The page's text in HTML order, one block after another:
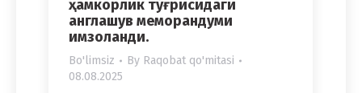
ҳамкорлик тўғрисидаги
англашув меморандуми
имзоланди.
Bo'limsiz By Raqobat qo'mitasi
08.08.2025